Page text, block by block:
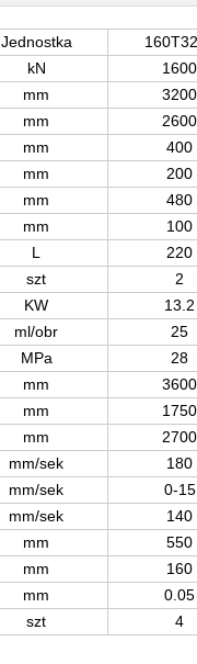
Jednostka
kN
1600
mm
3200
mm
2600
mm
400
mm
200
mm
480
mm
100
L
220
szt
2
KW
13.2
ml/obr
25
MPa
28
mm
3600
mm
1750
mm
2700
mm/sek
180
mm/sek
0-15
mm/sek
140
mm
550
mm
160
mm
0.05
szt 4